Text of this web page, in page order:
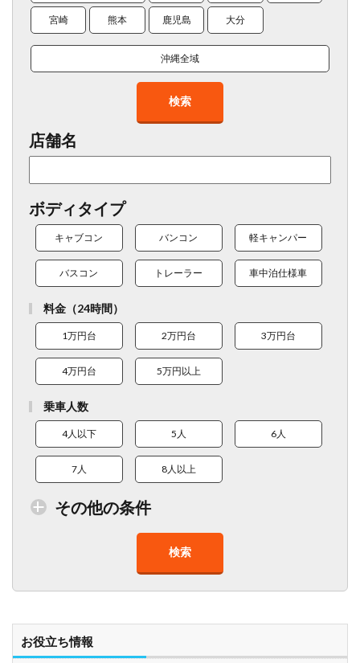
宮崎 熊本 鹿児島 大分
沖縄全域
検索
店舗名
ボディタイプ
キャブコン バンコン 軽キャンパー
バスコン トレーラー 車中泊仕様車
料金（24時間）
1万円台 2万円台 3万円台
4万円台 5万円以上
乗車人数
4人以下 5人 6人
7人 8人以上
その他の条件
車椅子対応
検索
お役立ち情報